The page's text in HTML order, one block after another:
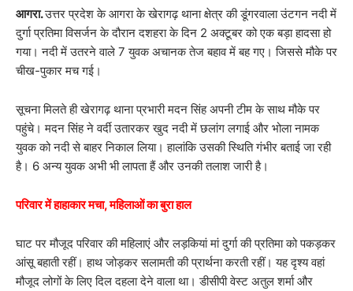
आगरा.उत्तर प्रदेश के आगरा के खेरागढ़ थाना क्षेत्र की डूंगरवाला उंटगन नदी में
दुर्गा प्रतिमा विसर्जन के दौरान दशहरा के दिन 2 अक्टूबर को एक बड़ा हादसा हो
गया। नदी में उतरने वाले 7 युवक अचानक तेज बहाव में बह गए। जिससे मौके पर
चीख-पुकार मच गई।
सूचना मिलते ही खेरागढ़ थाना प्रभारी मदन सिंह अपनी टीम के साथ मौके पर
पहुंचे। मदन सिंह ने वर्दी उतारकर खुद नदी में छलांग लगाई और भोला नामक
युवक को नदी से बाहर निकाल लिया। हालांकि उसकी स्थिति गंभीर बताई जा रही
है। 6 अन्य युवक अभी भी लापता हैं और उनकी तलाश जारी है।
परिवार में हाहाकार मचा, महिलाओं का बुरा हाल
घाट पर मौजूद परिवार की महिलाएं और लड़कियां मां दुर्गा की प्रतिमा को पकड़कर
आंसू बहाती रहीं। हाथ जोड़कर सलामती की प्रार्थना करती रहीं। यह दृश्य वहां
मौजूद लोगों के लिए दिल दहला देने वाला था। डीसीपी वेस्ट अतुल शर्मा और